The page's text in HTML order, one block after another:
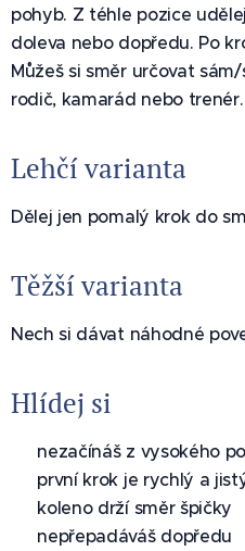
pohyb. Z téhle pozice
doleva nebo dopředu. Po
Můžeš si směr určovat
rodič, kamarád nebo trenér.
Lehčí varianta
Dělej jen pomalý krok do
Těžší varianta
Nech si dávat náhodné
Hlídej si
✅ nezačínáš z vysokého
✅ první krok je rychlý a
✅ koleno drží směr špičky
✅ nepřepadáváš dopředu